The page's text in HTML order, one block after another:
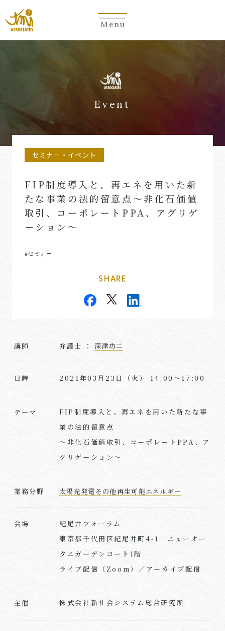
Menu
Event
セミナー・イベント
FIP制度導入と、再エネを用いた新
たな事業の法的留意点〜非化石価値
取引、コーポレートPPA、アグリゲ
ーション〜
#セミナー
SHARE
講師 弁護士 ： 深津功二
日時 2021年03月23日（火） 14:00～17:00
テーマ
FIP制度導入と、再エネを用いた新たな事
業の法的留意点
〜非化石価値取引、コーポレートPPA、ア
グリゲーション〜
業務分野 太陽光発電その他再生可能エネルギー
会場
紀尾井フォーラム
東京都千代田区紀尾井町4-1 ニューオー
タニガーデンコート1階
ライブ配信（Zoom）／アーカイブ配信
主催 株式会社新社会システム総合研究所